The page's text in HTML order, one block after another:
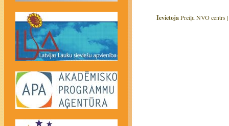
IevietojaPreiļu NVO centrs |